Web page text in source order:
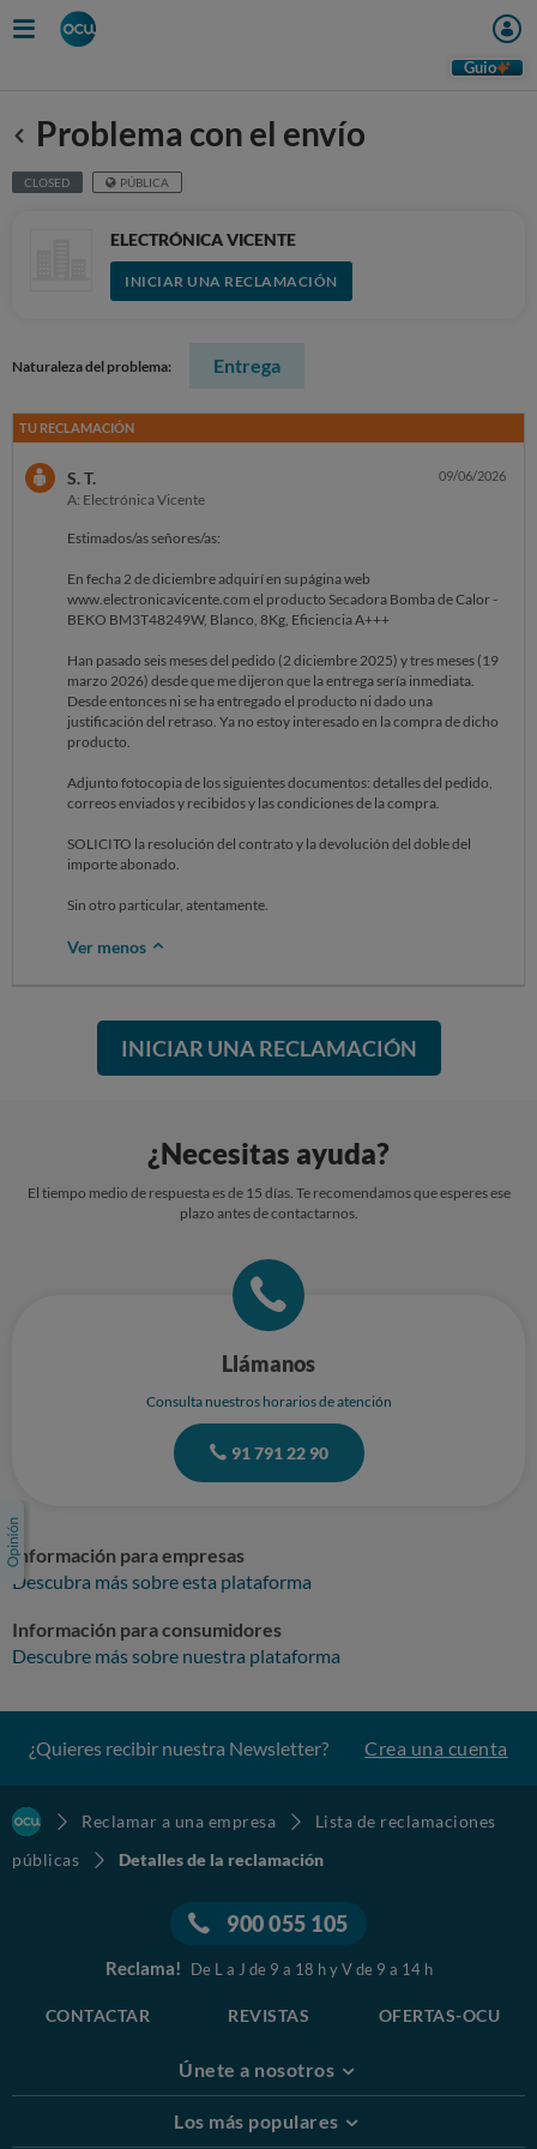
Guio
Anterior
Problema con el envío
CLOSED PÚBLICA
ELECTRÓNICA VICENTE
INICIAR UNA RECLAMACIÓN
Naturaleza del problema: Entrega
TU RECLAMACIÓN
S. T.
A: Electrónica Vicente
09/06/2026
Estimados/as señores/as:
En fecha 2 de diciembre adquirí en su página web
www.electronicavicente.com el producto Secadora Bomba de Calor -
BEKO BM3T48249W, Blanco, 8Kg, Eficiencia A+++
Han pasado seis meses del pedido (2 diciembre 2025) y tres meses (19
marzo 2026) desde que me dijeron que la entrega sería inmediata.
Desde entonces ni se ha entregado el producto ni dado una
justificación del retraso. Ya no estoy interesado en la compra de dicho
producto.
Adjunto fotocopia de los siguientes documentos: detalles del pedido,
correos enviados y recibidos y las condiciones de la compra.
SOLICITO la resolución del contrato y la devolución del doble del
importe abonado.
Sin otro particular, atentamente.
Ver menos
INICIAR UNA RECLAMACIÓN
¿Necesitas ayuda?
El tiempo medio de respuesta es de 15 días. Te recomendamos que esperes ese
plazo antes de contactarnos.
Llámanos
Consulta nuestros horarios de atención
91 791 22 90
Información para empresas
Descubra más sobre esta plataforma
Información para consumidores
Descubre más sobre nuestra plataforma
¿Quieres recibir nuestra Newsletter? Crea una cuenta
Reclamar a una empresa
Lista de reclamaciones
públicas
Detalles de la reclamación
900 055 105
Reclama! De L a J de 9 a 18 h y V de 9 a 14 h
CONTACTAR REVISTAS OFERTAS-OCU
Únete a nosotros
Los más populares